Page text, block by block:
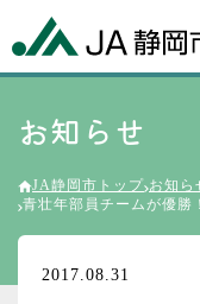
お知らせ
JA静岡市トップ お知ら
青壮年部員チームが優
2017.08.31